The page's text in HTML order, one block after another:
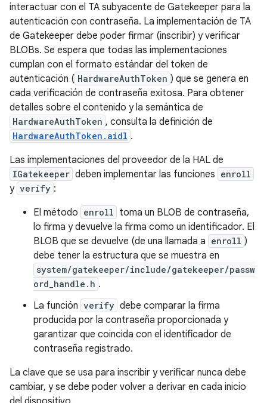
interactuar con el TA subyacente de Gatekeeper para la
autenticación con contraseña. La implementación de TA
de Gatekeeper debe poder firmar (inscribir) y verificar
BLOBs. Se espera que todas las implementaciones
cumplan con el formato estándar del token de
autenticación ( HardwareAuthToken ) que se genera en
cada verificación de contraseña exitosa. Para obtener
detalles sobre el contenido y la semántica de
HardwareAuthToken , consulta la definición de
HardwareAuthToken.aidl .
Las implementaciones del proveedor de la HAL de
IGatekeeper deben implementar las funciones enroll
y verify :
El método enroll toma un BLOB de contraseña,
lo firma y devuelve la firma como un identificador. El
BLOB que se devuelve (de una llamada a enroll )
debe tener la estructura que se muestra en
system/gatekeeper/include/gatekeeper/passw
ord_handle.h .
La función verify debe comparar la firma
producida por la contraseña proporcionada y
garantizar que coincida con el identificador de
contraseña registrado.
La clave que se usa para inscribir y verificar nunca debe
cambiar, y se debe poder volver a derivar en cada inicio